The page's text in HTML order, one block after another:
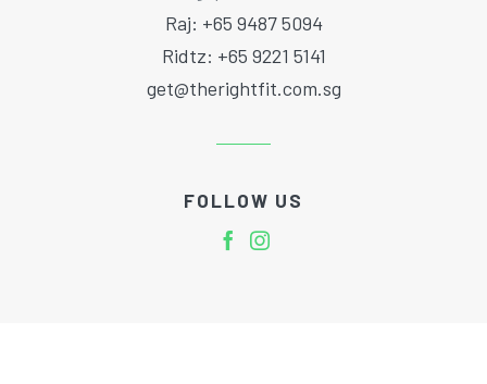
Raj: +65 9487 5094
Ridtz: +65 9221 5141
get@therightfit.com.sg
FOLLOW US